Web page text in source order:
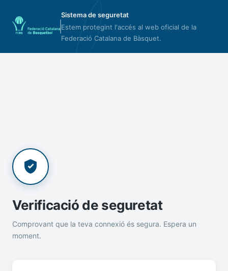
Sistema de seguretat
Estem protegint l'accés al web oficial de la
Federació Catalana de Bàsquet.
Verificació de seguretat
Comprovant que la teva connexió és segura. Espera un
moment.